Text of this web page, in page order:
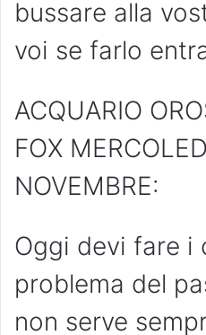
bussare alla
voi se farlo
ACQUARIO
FOX
NOVEMBRE:
Oggi devi fare i
problema del
non serve